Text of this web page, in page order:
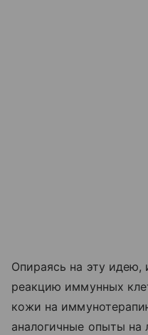
Опираясь на эту идею,
реакцию иммунных
кожи на
аналогичные опыты